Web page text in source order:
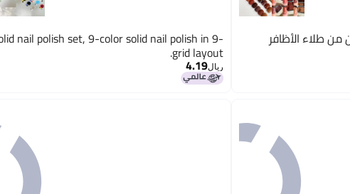
صلب، 9 ألوان من طلاء الأظافر nail polish set, 9-color solid nail polish in 9-
grid layout.
ريال4.19